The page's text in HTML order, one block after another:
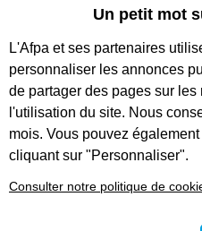
NOS
Un petit mot
L'Afpa et ses partenaires
personnaliser les annonces
de partager des pages sur
l'utilisation du site. Nous
mois. Vous pouvez
cliquant sur "Personnaliser".
Consulter notre politique de